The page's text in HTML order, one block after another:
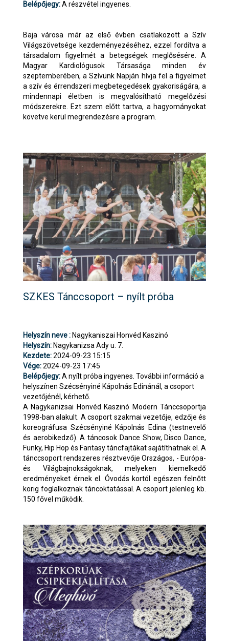
Belépőjegy:A részvétel ingyenes.
Baja városa már az első évben csatlakozott a Szív
Világszövetsége kezdeményezéséhez, ezzel fordítva a
társadalom figyelmét a betegségek meglősésére. A
Magyar Kardiológusok Társasága minden év
szeptemberében, a Szívünk Napján hívja fel a figyelmet
a szív és érrendszeri megbetegedések gyakoriságára, a
mindennapi életben is megvalósítható megelőzési
módszerekre. Ezt szem előtt tartva, a hagyományokat
követve kerül megrendezésre a program.
SZKES Tánccsoport – nyílt próba
Helyszín neve : Nagykaniszai Honvéd Kaszinó
Helyszín: Nagykanizsa Ady u. 7.
Kezdete:2024-09-23 15:15
Vége:2024-09-23 17:45
Belépőjegy:A nyílt próba ingyenes. További információ a
helyszínen Szécsényiné Kápolnás Edinánál, a csoport
vezetőjénél, kérhető.
A Nagykanizsai Honvéd Kaszinó Modern Tánccsoportja
1998-ban alakult. A csoport szakmai vezetője, edzője és
koreográfusa Szécsényiné Kápolnás Edina (testnevelő
és aerobikedző). A táncosok Dance Show, Disco Dance,
Funky, Hip Hop és Fantasy táncfajtákat sajátíthatnak el. A
tánccsoport rendszeres résztvevője Országos, - Európa-
és Világbajnokságoknak, melyeken kiemelkedő
eredményeket érnek el. Óvodás kortól egészen felnőtt
korig foglalkoznak táncoktatással. A csoport jelenleg kb.
150 fővel működik.